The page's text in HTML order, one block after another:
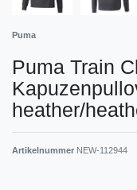
Puma
Puma Train
heather/
Artikelnummer NEW-112944